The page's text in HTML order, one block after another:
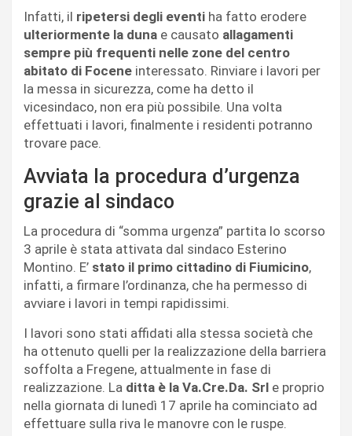
Infatti, il ripetersi degli eventi ha fatto erodere
ulteriormente la duna e causato allagamenti
sempre più frequenti nelle zone del centro
abitato di Focene interessato. Rinviare i lavori per
la messa in sicurezza, come ha detto il
vicesindaco, non era più possibile. Una volta
effettuati i lavori, finalmente i residenti potranno
trovare pace.
Avviata la procedura d’urgenza
grazie al sindaco
La procedura di “somma urgenza” partita lo scorso
3 aprile è stata attivata dal sindaco Esterino
Montino. E’ stato il primo cittadino di Fiumicino,
infatti, a firmare l’ordinanza, che ha permesso di
avviare i lavori in tempi rapidissimi.
I lavori sono stati affidati alla stessa società che
ha ottenuto quelli per la realizzazione della barriera
soffolta a Fregene, attualmente in fase di
realizzazione. La ditta è la Va.Cre.Da. Srl e proprio
nella giornata di lunedì 17 aprile ha cominciato ad
effettuare sulla riva le manovre con le ruspe.